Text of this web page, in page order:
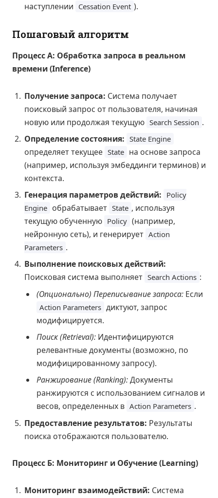
наступлении Cessation Event ).
Пошаговый алгоритм
Процесс А: Обработка запроса в реальном
времени (Inference)
Получение запроса: Система получает
поисковый запрос от пользователя, начиная
новую или продолжая текущую Search Session .
Определение состояния: State Engine
определяет текущее State на основе запроса
(например, используя эмбеддинги терминов) и
контекста.
Генерация параметров действий: Policy
Engine обрабатывает State , используя
текущую обученную Policy (например,
нейронную сеть), и генерирует Action
Parameters .
Выполнение поисковых действий:
Поисковая система выполняет Search Actions :
(Опционально) Переписывание запроса: Если
Action Parameters диктуют, запрос
модифицируется.
Поиск (Retrieval): Идентифицируются
релевантные документы (возможно, по
модифицированному запросу).
Ранжирование (Ranking):Документы
ранжируются с использованием сигналов и
весов, определенных в Action Parameters .
Предоставление результатов: Результаты
поиска отображаются пользователю.
Процесс Б: Мониторинг и Обучение (Learning)
Мониторинг взаимодействий: Система